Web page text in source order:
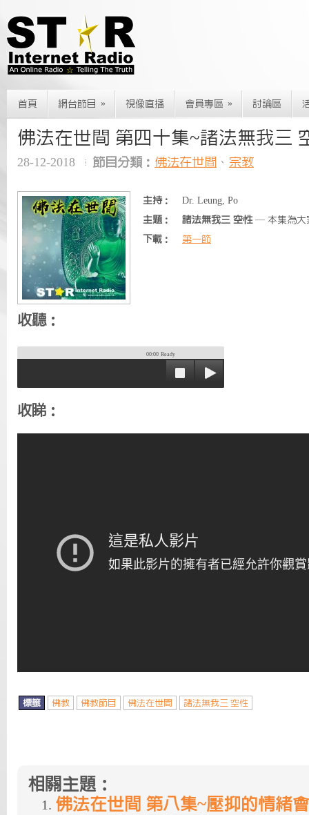
首頁 網台節目 » 視像直播 會員專區 » 討論區
佛法在世間 第四十集~諸法無我三
28-12-2018 節目分類： 佛法在世間 、 宗教
主持：
Dr. Leung, Po
主題：
諸法無我三 空性— 本集為大
下載：
第一節
收聽：
00:00 Ready
收睇：
標籤 佛教 佛教節目 佛法在世間 諸法無我三 空性
相關主題：
佛法在世間 第八集~壓抑的情緒